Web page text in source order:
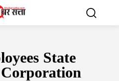
State